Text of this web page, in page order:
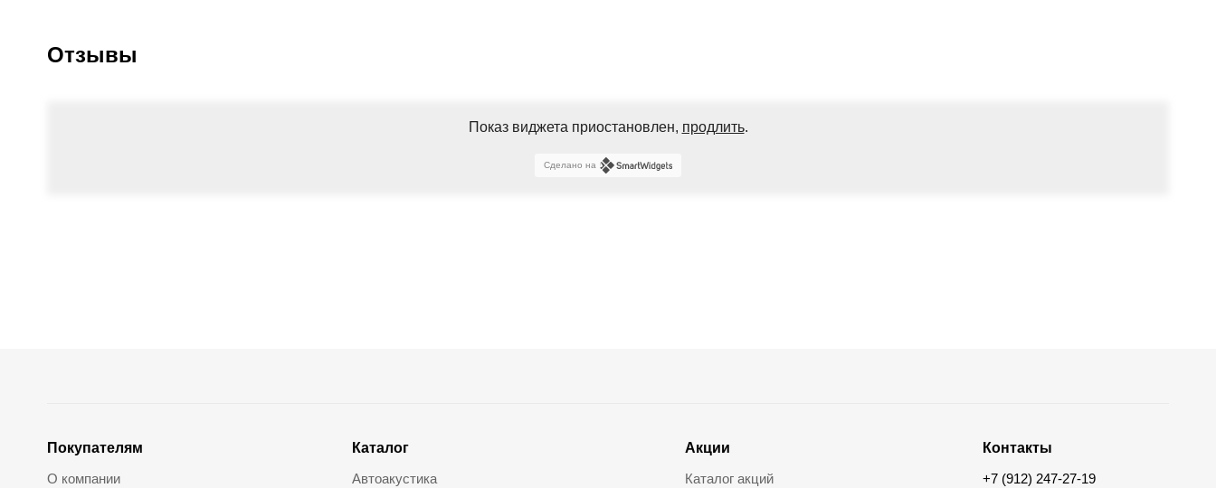
Отзывы
Показ виджета приостановлен, продлить.
Сделано на
Покупателям
О компании
Каталог
Автоакустика
Акции
Каталог акций
Контакты
+7 (912) 247-27-19